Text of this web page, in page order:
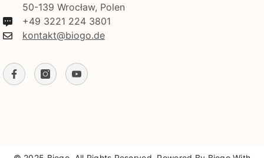
50-139 Wrocław, Polen
+49 3221 224 3801
kontakt@biogo.de